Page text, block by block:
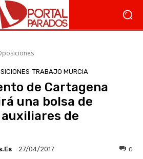
TRABAJO MURCIA
de Cartagena
una bolsa de
de
27/04/2017 0